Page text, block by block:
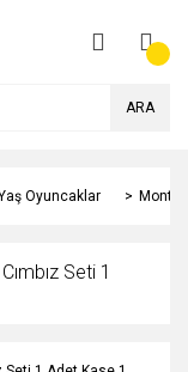
ARA
Oyuncaklar
Seti 1